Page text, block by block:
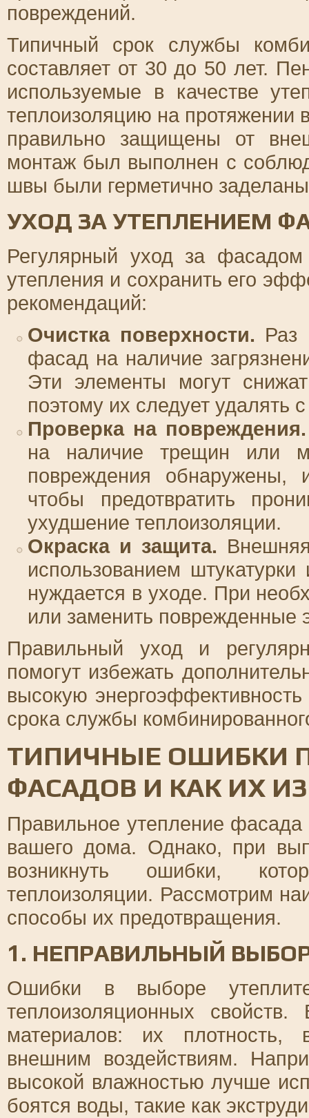
повреждений.
Типичный срок службы
составляет от 30 до 50 лет.
используемые в качестве
теплоизоляцию на протяжении
правильно защищены от
монтаж был выполнен с
швы были герметично
УХОД ЗА УТЕПЛЕНИЕМ
Регулярный уход за
утепления и сохранить его
рекомендаций:
Очистка поверхности. Раз
фасад на наличие
Эти элементы могут
поэтому их следует удалять
Проверка на повреждения.
на наличие трещин или
повреждения обнаружены,
чтобы предотвратить
ухудшение теплоизоляции.
Окраска и защита.
использованием
нуждается в уходе. При
или заменить поврежденные
Правильный уход и
помогут избежать
высокую
срока службы
ТИПИЧНЫЕ ОШИБКИ
ФАСАДОВ И КАК ИХ
Правильное утепление фасада
вашего дома. Однако, при
возникнуть ошибки,
теплоизоляции. Рассмотрим
способы их предотвращения.
1. НЕПРАВИЛЬНЫЙ
Ошибки в выборе
теплоизоляционных свойств.
материалов: их плотность,
внешним воздействиям.
высокой влажностью лучше
боятся воды, такие как